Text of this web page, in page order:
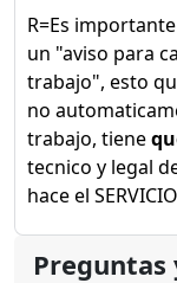
R=Es
un "aviso para
trabajo", esto
no
trabajo, tiene
tecnico y legal
hace el
Preguntas